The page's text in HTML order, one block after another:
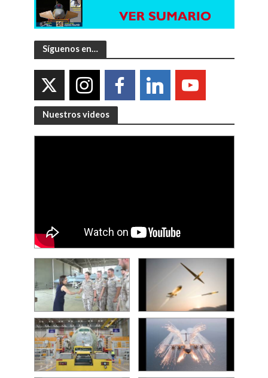
Síguenos en…
Nuestros videos